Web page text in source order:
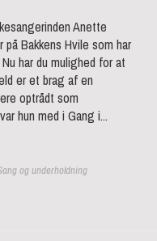
Anette
Bakkens Hvile som har
har du mulighed for at
er et brag af en
optrådt som
hun med i Gang i...
og underholdning